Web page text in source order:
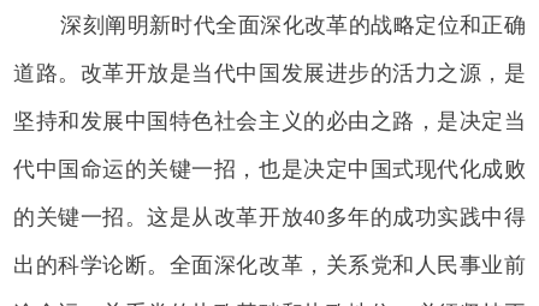
深刻阐明新时代全面深化改革的战略定位和正确
道路。改革开放是当代中国发展进步的活力之源，是
坚持和发展中国特色社会主义的必由之路，是决定当
代中国命运的关键一招，也是决定中国式现代化成败
的关键一招。这是从改革开放40多年的成功实践中得
出的科学论断。全面深化改革，关系党和人民事业前